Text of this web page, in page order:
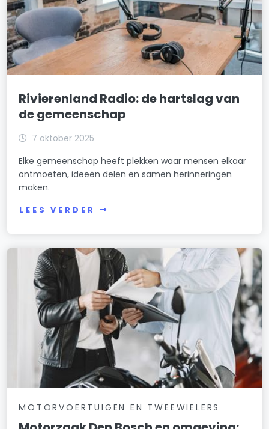
Rivierenland Radio: de hartslag van
de gemeenschap
7 oktober 2025
Elke gemeenschap heeft plekken waar mensen elkaar
ontmoeten, ideeën delen en samen herinneringen
maken.
LEES VERDER
MOTORVOERTUIGEN EN TWEEWIELERS